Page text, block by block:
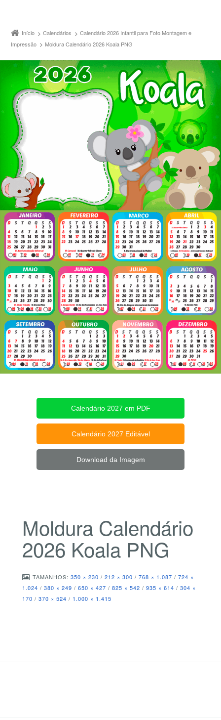
Início Calendários
Calendário 2026 Infantil para Foto Montagem e
Impressão
Moldura Calendário 2026 Koala PNG
Calendário 2027 em PDF
Calendário 2027 Editável
Download da Imagem
Moldura Calendário
2026 Koala PNG
TAMANHOS: 350 × 230 / 212 × 300 / 768 × 1.087 / 724 ×
1.024 / 380 × 249 / 650 × 427 / 825 × 542 / 935 × 614 / 304 ×
170 / 370 × 524 / 1.000 × 1.415